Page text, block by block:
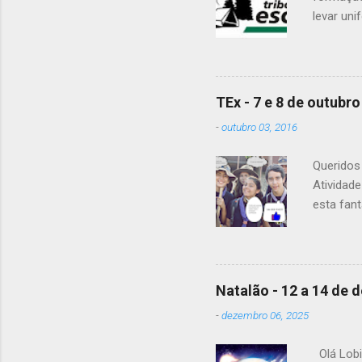
levar
É
vejam
TEx - 7 e 8 de outubro
-outubro 03, 2016
esta
levar
guias
Natalão - 12 a 14 de
-dezembro 06, 2025
Olá